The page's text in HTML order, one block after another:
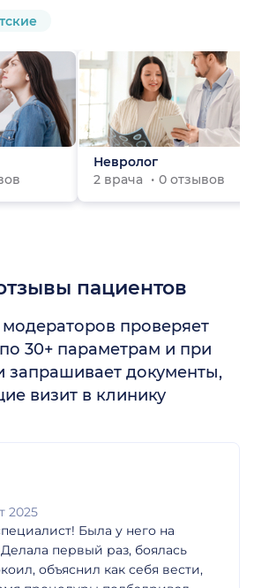
Невролог
2 врача
0 отзывов
пациентов
проверяет
30+ параметрам и при
запрашивает документы,
визит в клинику
2025
Была у него на
первый раз, боялась
объяснил как себя вести,